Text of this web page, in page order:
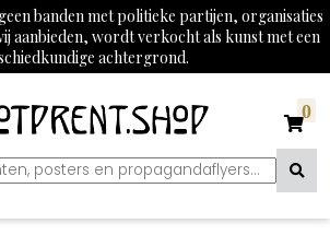
banden met politieke partijen, organisaties
aanbieden, wordt verkocht als kunst met een
achtergrond.
0